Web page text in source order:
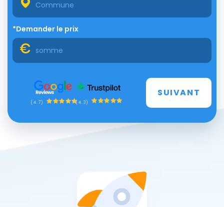
*Demander le prix
(4.7) (4.3)
SUIVANT